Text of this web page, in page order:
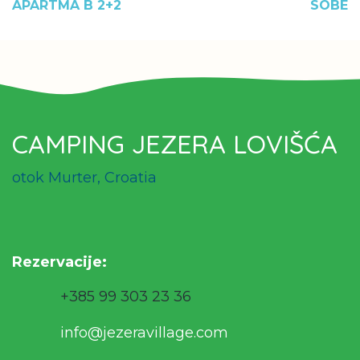
APARTMA B 2+2 SOBE
CAMPING JEZERA LOVIŠĆA
otok Murter, Croatia
Rezervacije:
+385 99 303 23 36
info@jezeravillage.com